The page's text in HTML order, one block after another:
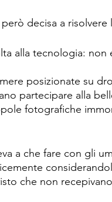
decisa a
alla tecnologia:
posizionate su
partecipare alla
fotografiche
a che fare con gli
che non